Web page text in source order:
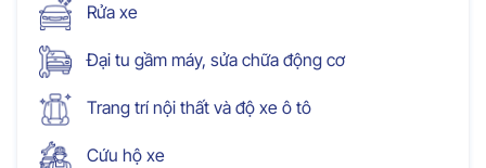
Rửa xe
Đại tu gầm máy, sửa chữa động cơ
Trang trí nội thất và độ xe ô tô
Cứu hộ xe